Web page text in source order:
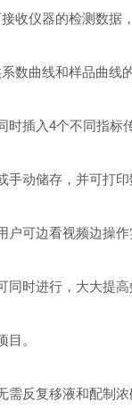
仪器的检测数据
曲线和样品曲线
插入4个不同指标
动储存，并可打印
可边看视频边操作
时进行，大大提高
。
反复移液和配制浓